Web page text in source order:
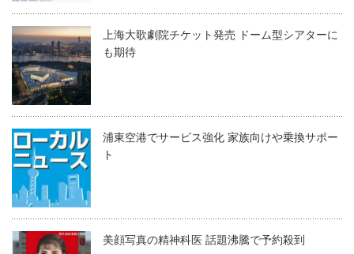
上海大歌劇院チケット発売 ドーム型シアターに
も期待
浦東空港でサービス強化 家族向けや乗換サポー
ト
美顔写真の精神科医 話題沸騰で予約殺到